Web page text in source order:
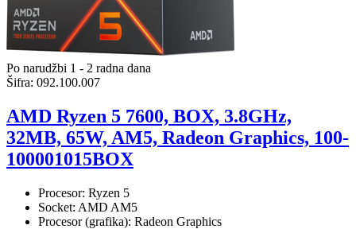
Po narudžbi 1 - 2 radna dana
Šifra: 092.100.007
AMD Ryzen 5 7600, BOX, 3.8GHz,
32MB, 65W, AM5, Radeon Graphics, 100-
100001015BOX
Procesor: Ryzen 5
Socket: AMD AM5
Procesor (grafika): Radeon Graphics